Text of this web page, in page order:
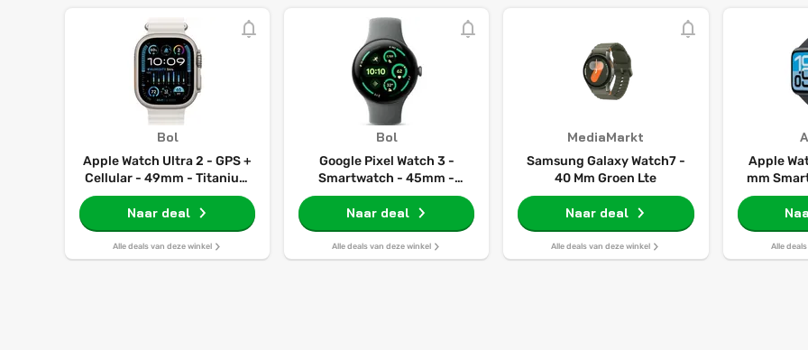
Bol
Apple Watch Ultra 2 - GPS +
Cellular - 49mm - Titanium
Case with Wit Ocean Band
Naar deal
Alle deals van deze winkel
Bol
Google Pixel Watch 3 -
Smartwatch - 45mm -
Grijsgroen/Grijsgroen
Naar deal
Alle deals van deze winkel
MediaMarkt
Samsung Galaxy Watch7 -
40 Mm Groen Lte
Naar deal
Alle deals van deze winkel
Apple
mm
van
en
Alle